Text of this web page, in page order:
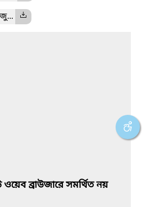
ওয়েব ব্রাউজারে সমর্থিত নয়